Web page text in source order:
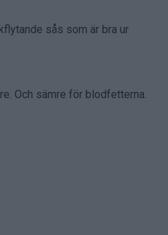
sås som är bra ur
Och sämre för blodfetterna.